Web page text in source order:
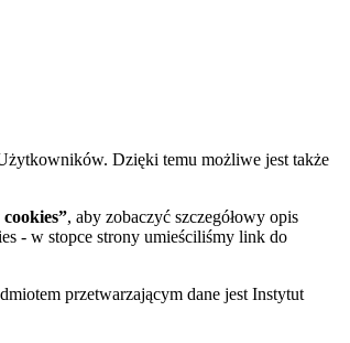
Dzięki temu możliwe jest także
, aby zobaczyć szczegółowy opis
- w stopce strony umieściliśmy link do
przetwarzającym dane jest Instytut